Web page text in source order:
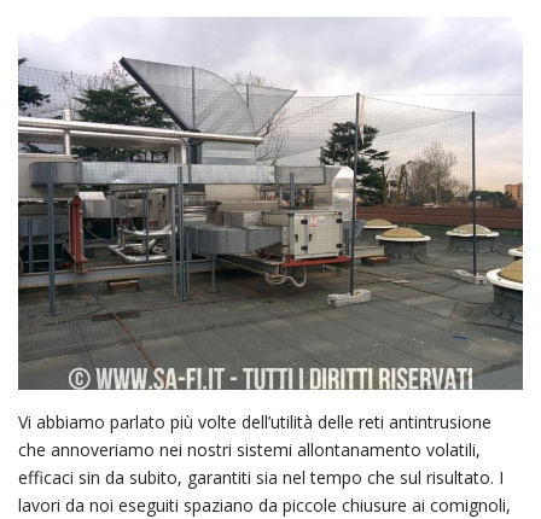
Vi abbiamo parlato più volte dell’utilità delle reti antintrusione
che annoveriamo nei nostri sistemi allontanamento volatili,
efficaci sin da subito, garantiti sia nel tempo che sul risultato. I
lavori da noi eseguiti spaziano da piccole chiusure ai comignoli,